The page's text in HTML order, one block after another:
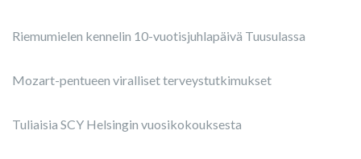
Riemumielen kennelin 10-vuotisjuhlapäivä Tuusulassa
Mozart-pentueen viralliset terveystutkimukset
Tuliaisia SCY Helsingin vuosikokouksesta